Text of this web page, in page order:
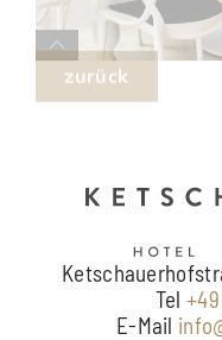
Tel
E-Mail